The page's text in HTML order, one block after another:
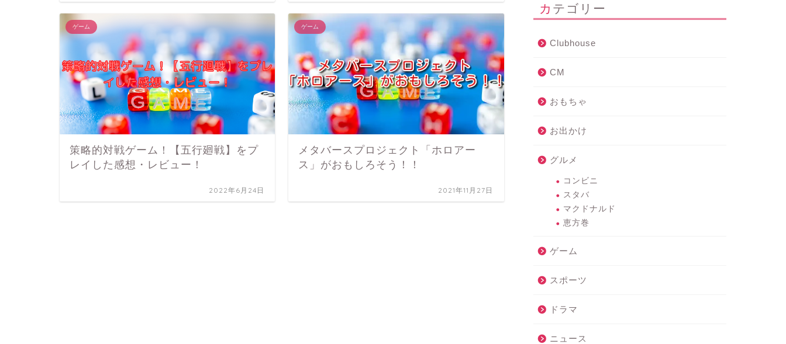
ゲーム
策略的対戦ゲーム！【五行廻戦】をプ
レイした感想・レビュー！
2022年6月24日
ゲーム
メタバースプロジェクト「ホロアー
ス」がおもしろそう！！
2021年11月27日
カテゴリー
Clubhouse
CM
おもちゃ
お出かけ
グルメ
コンビニ
スタバ
マクドナルド
恵方巻
ゲーム
スポーツ
ドラマ
ニュース